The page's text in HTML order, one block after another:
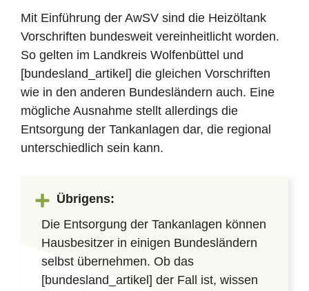
Mit Einführung der AwSV sind die Heizöltank
Vorschriften bundesweit vereinheitlicht worden.
So gelten im Landkreis Wolfenbüttel und
[bundesland_artikel] die gleichen Vorschriften
wie in den anderen Bundesländern auch. Eine
mögliche Ausnahme stellt allerdings die
Entsorgung der Tankanlagen dar, die regional
unterschiedlich sein kann.
Übrigens:
Die Entsorgung der Tankanlagen können
Hausbesitzer in einigen Bundesländern
selbst übernehmen. Ob das
[bundesland_artikel] der Fall ist, wissen